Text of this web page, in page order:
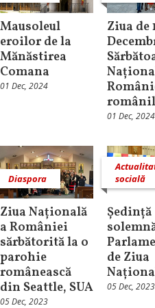
Mausoleul
eroilor de la
Mănăstirea
Comana
01 Dec, 2024
Ziua de
01 Dec, 2024
Diaspora
Ziua Națională
a României
sărbătorită la o
parohie
românească
din Seattle, SUA
05 Dec, 2023
socială
Ședință
de Ziua
05 Dec, 2023